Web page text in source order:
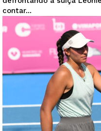
contar...